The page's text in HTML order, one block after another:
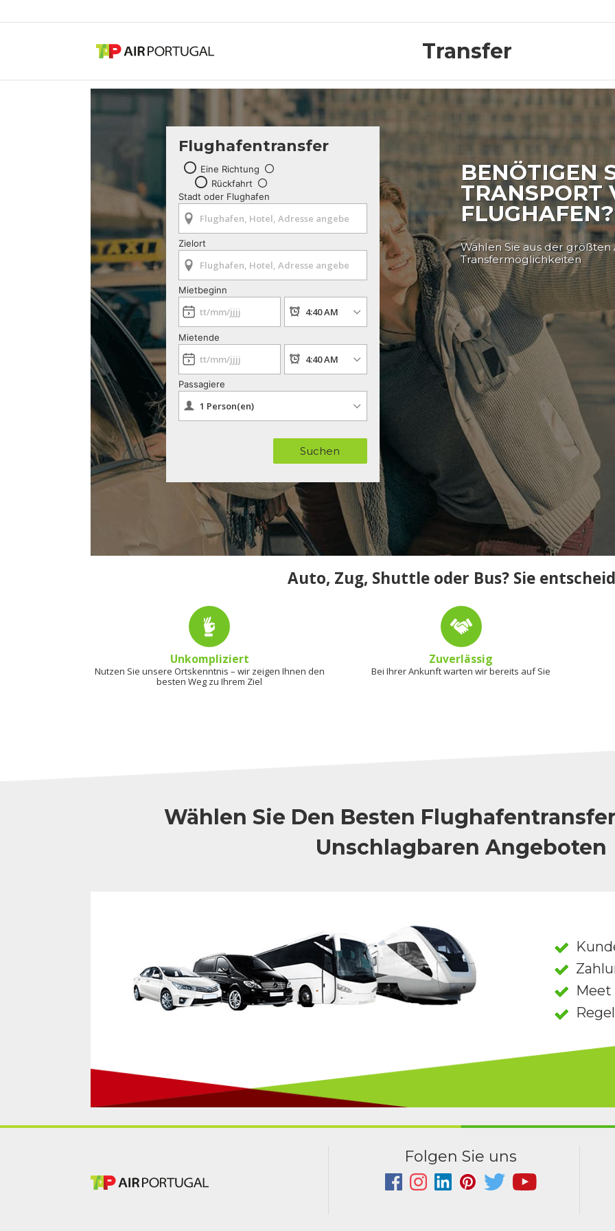
Transfer
Flughafentransfer
Eine Richtung
Rückfahrt
Stadt oder Flughafen
Zielort
Mietbeginn
Mietende
Passagiere
Suchen
BENÖTIGEN
TRANSPORT
FLUGHAFEN?
Wählen Sie aus der größten
Transfermöglichkeiten
Auto, Zug, Shuttle oder Bus? Sie
Unkompliziert
Nutzen Sie unsere Ortskenntnis – wir zeigen Ihnen den
besten Weg zu Ihrem Ziel
Zuverlässig
Bei Ihrer Ankunft warten wir bereits auf Sie
Wählen Sie Den Besten
Unschlagbaren Angeboten
Meet
Folgen Sie uns